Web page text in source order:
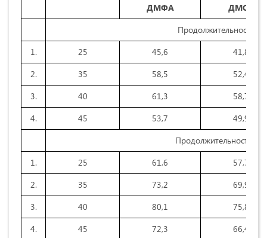
ДМФА
ДМСО
Продолжительность
1.
25 45,6
41,8
2.
35 58,5
52,4
3.
40 61,3
58,7
4.
45 53,7
49,9
Продолжительность
1.
25 61,6
57,7
2.
35 73,2
69,9
3.
40 80,1
75,8
4.
45 72,3
66,4